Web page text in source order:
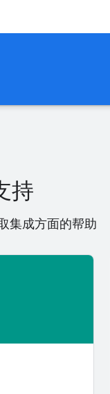
持
集成方面的帮助